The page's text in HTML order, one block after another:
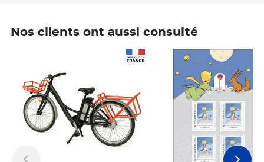
Nos clients ont aussi consulté
Prix 7,50€